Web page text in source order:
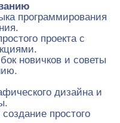
программирования
проекта с
новичков и советы
дизайна и
простого